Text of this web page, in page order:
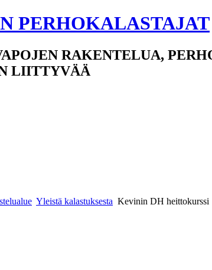
PERHOKALASTAJAT
RAKENTELUA,
LIITTYVÄÄ
Yleistä kalastuksesta Kevinin DH heittokurssi